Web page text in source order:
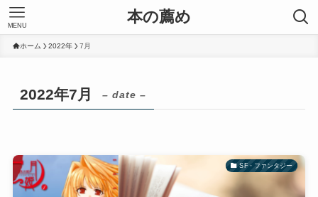
本の薦め
MENU
ホーム 2022年 7月
2022年7月 – date –
SF・ファンタジー